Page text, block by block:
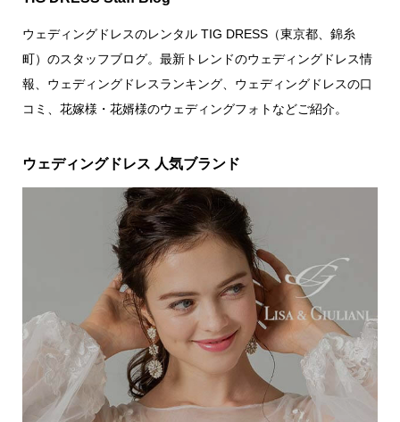
ウェディングドレスのレンタル TIG DRESS（東京都、錦糸
町）のスタッフブログ。最新トレンドのウェディングドレス情
報、ウェディングドレスランキング、ウェディングドレスの口
コミ、花嫁様・花婿様のウェディングフォトなどご紹介。
ウェディングドレス 人気ブランド